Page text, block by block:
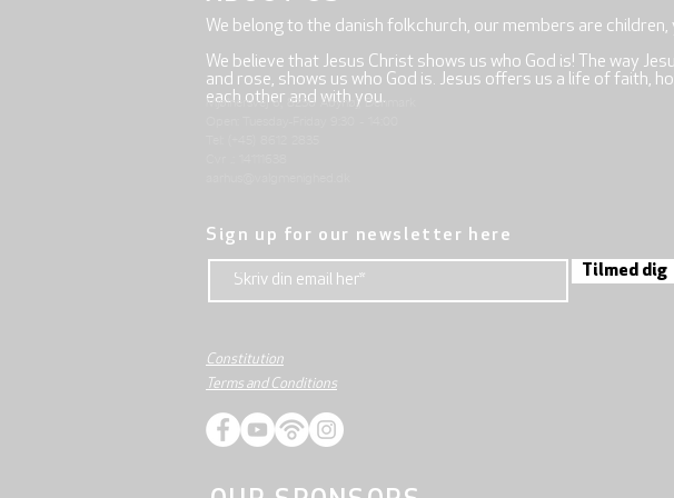
We belong to the danish folkchurch, our members are
We believe that Jesus Christ shows us who God is! The way
and rose, shows us who God is. Jesus offers us a life of faith,
each other and with you.
Mjølnersvej 6, 8230 Åbyhøj, Denmark
Sign up for our newsletter here
Tilmed dig
Constitution
Terms and Conditions